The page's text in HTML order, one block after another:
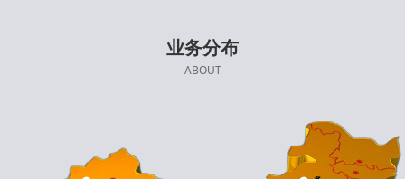
业务分布
ABOUT